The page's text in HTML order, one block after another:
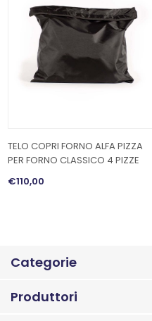
Categorie
Produttori
TELO COPRI FORNO ALFA PIZZA
PER FORNO CLASSICO 4 PIZZE
€110,00